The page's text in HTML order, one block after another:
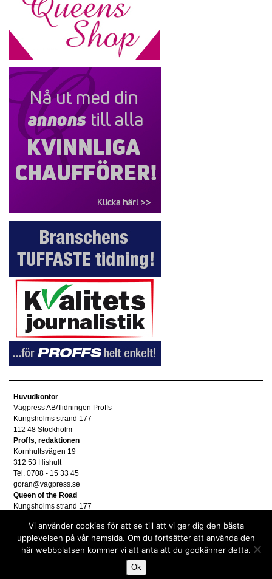
Huvudkontor
Vägpress AB/Tidningen Proffs
Kungsholms strand 177
112 48 Stockholm
Proffs, redaktionen
Kornhultsvägen 19
312 53 Hishult
Tel. 0708 - 15 33 45
goran@vagpress.se
Queen of the Road
Kungsholms strand 177
Annonsera
Tel. 08 - 653 83 80
annons@vagpress.se
Vi använder cookies för att se till att vi ger dig den bästa
upplevelsen på vår hemsida. Om du fortsätter att använda den
här webbplatsen kommer vi att anta att du godkänner detta.
Ok